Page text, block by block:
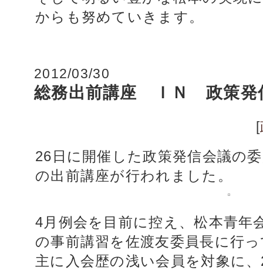
からも努めていきます。
2012/03/30
総務出前講座 ＩＮ 政策発
[
26日に開催した政策発信会議の
の出前講座が行われました。
4月例会を目前に控え、松本青年
の事前講習を佐渡友委員長に行
主に入会歴の浅い会員を対象に